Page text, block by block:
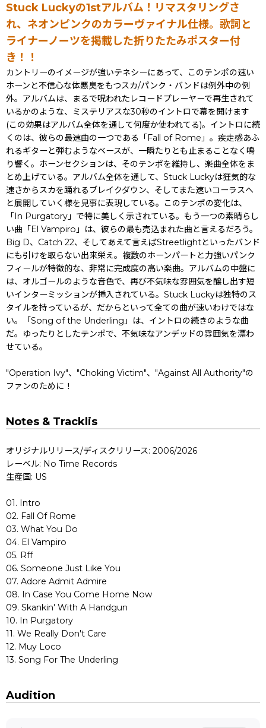
Stuck Luckyの1stアルバム！リマスタリングさ
れ、ネオンピンクのカラーヴァイナル仕様。歌詞と
ライナーノーツを掲載した折りたたみポスター付
き！！
カントリーのイメージが強いテネシーにあって、このテンポの速い
ホーンと不信心な体悪臭をもつスカ/パンク・バンドは例外中の例
外。アルバムは、まるで呪われたレコードプレーヤーで再生されて
いるかのような、ミステリアスな30秒のイントロで幕を開けます
(この効果はアルバム全体を通して何度か使われてる)。イントロに続
くのは、彼らの最速曲の一つである「Fall of Rome」。疾走感あふ
れるギターと弾むようなベースが、一瞬たりとも止まることなく鳴
り響く。ホーンセクションは、そのテンポを維持し、楽曲全体をま
とめ上げている。アルバム全体を通して、Stuck Luckyは狂気的な
速さからスカを踊れるブレイクダウン、そしてまた速いコーラスへ
と展開していく様を見事に表現している。このテンポの変化は、
「In Purgatory」で特に美しく示されている。もう一つの素晴らし
い曲「El Vampiro」は、彼らの最も売込まれた曲と言えるだろう。
Big D、Catch 22、そしてあえて言えばStreetlightといったバンド
にも引けを取らない出来栄え。複数のホーンパートと力強いパンク
フィールが特徴的な、非常に完成度の高い楽曲。アルバムの中盤に
は、オルゴールのような音色で、再び不気味な雰囲気を醸し出す短
いインターミッションが挿入されている。Stuck Luckyは独特のス
タイルを持っているが、だからといって全ての曲が速いわけではな
い。「Song of the Underling」は、イントロの続きのような曲
だ。ゆったりとしたテンポで、不気味なアンデッドの雰囲気を漂わ
せている。
"Operation Ivy"、"Choking Victim"、"Against All Authority"の
ファンのために！
Notes & Tracklis
オリジナルリリース/ディスクリリース: 2006/2026
レーベル: No Time Records
生産国: US
01. Intro
02. Fall Of Rome
03. What You Do
04. El Vampiro
05. Rff
06. Someone Just Like You
07. Adore Admit Admire
08. In Case You Come Home Now
09. Skankin' With A Handgun
10. In Purgatory
11. We Really Don't Care
12. Muy Loco
13. Song For The Underling
Audition